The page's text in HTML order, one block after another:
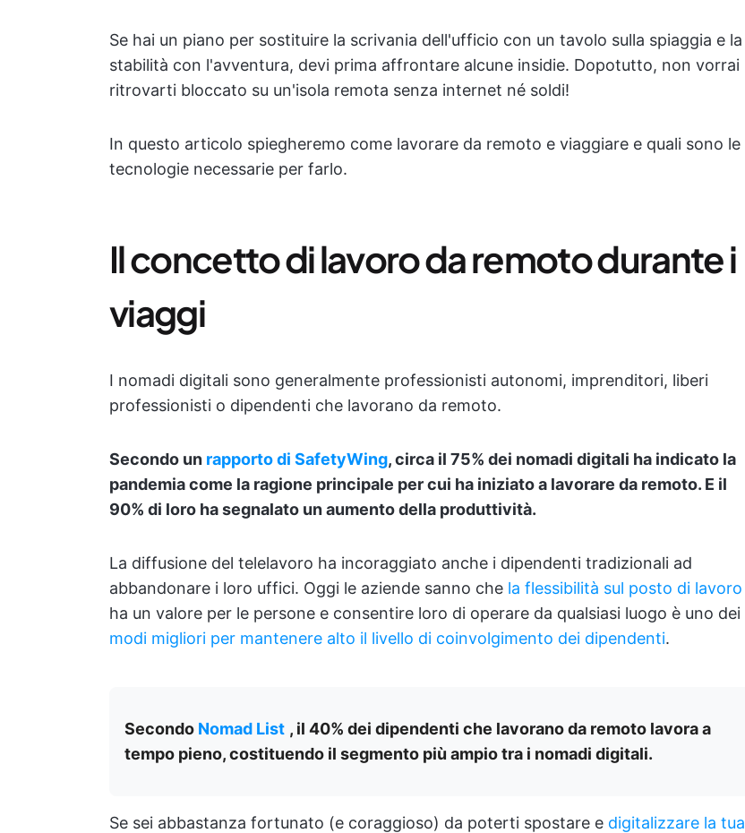
Se hai un piano per sostituire la scrivania dell'ufficio con un tavolo sulla spiaggia e la
stabilità con l'avventura, devi prima affrontare alcune insidie. Dopotutto, non vorrai
ritrovarti bloccato su un'isola remota senza internet né soldi!
In questo articolo spiegheremo come lavorare da remoto e viaggiare e quali sono le
tecnologie necessarie per farlo.
Il concetto di lavoro da remoto durante i
viaggi
I nomadi digitali sono generalmente professionisti autonomi, imprenditori, liberi
professionisti o dipendenti che lavorano da remoto.
Secondo un rapporto di SafetyWing, circa il 75% dei nomadi digitali ha indicato la
pandemia come la ragione principale per cui ha iniziato a lavorare da remoto. E il
90% di loro ha segnalato un aumento della produttività.
La diffusione del telelavoro ha incoraggiato anche i dipendenti tradizionali ad
abbandonare i loro uffici. Oggi le aziende sanno che la flessibilità sul posto di lavoro
ha un valore per le persone e consentire loro di operare da qualsiasi luogo è uno dei
modi migliori per mantenere alto il livello di coinvolgimento dei dipendenti.
Secondo Nomad List , il 40% dei dipendenti che lavorano da remoto lavora a
tempo pieno, costituendo il segmento più ampio tra i nomadi digitali.
Se sei abbastanza fortunato (e coraggioso) da poterti spostare e digitalizzare la tua